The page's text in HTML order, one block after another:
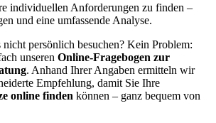
individuellen Anforderungen zu finden –
und eine umfassende Analyse.
nicht persönlich besuchen? Kein Problem:
unseren Online-Fragebogen zur
. Anhand Ihrer Angaben ermitteln wir
Empfehlung, damit Sie Ihre
online finden können – ganz bequem von